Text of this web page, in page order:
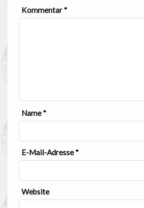
Kommentar*
Name*
E-Mail-Adresse*
Website